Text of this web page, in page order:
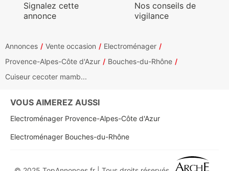
Signalez cette
annonce
Nos conseils de
vigilance
Annonces Vente occasion
Electroménager
Provence-Alpes-Côte d'Azur
Bouches-du-Rhône
Cuiseur cecoter mamb...
VOUS AIMEREZ AUSSI
Electroménager Provence-Alpes-Côte d'Azur
Electroménager Bouches-du-Rhône